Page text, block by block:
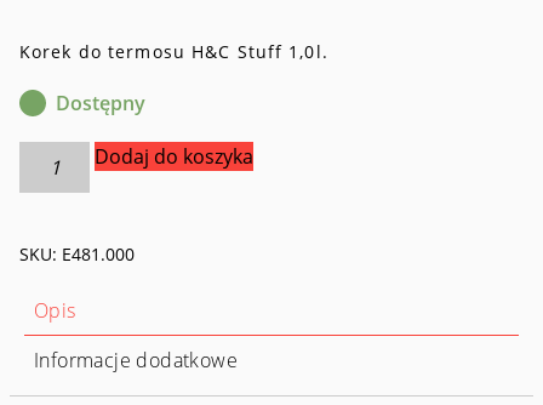
Korek do termosu H&C Stuff 1,0l.
Dostępny
Korek
H&C
1,0l
Dodaj do koszyka
SKU: E481.000
Opis
Informacje dodatkowe